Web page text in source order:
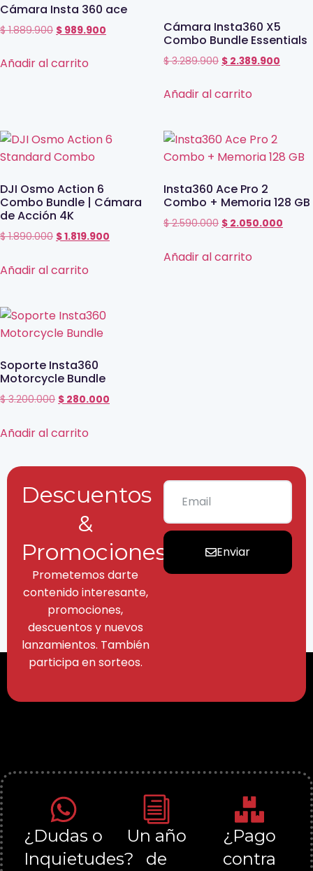
Cámara Insta 360 ace
$1.889.900 $ 989.900
Añadir al carrito
Cámara Insta360 X5
Combo Bundle Essentials
$3.289.900 $ 2.389.900
Añadir al carrito
DJI Osmo Action 6
Combo Bundle | Cámara
de Acción 4K
$1.890.000 $1.819.900
Añadir al carrito
Insta360 Ace Pro 2
Combo + Memoria 128 GB
$2.590.000 $ 2.050.000
Añadir al carrito
Soporte Insta360
Motorcycle Bundle
$3.200.000 $ 280.000
Añadir al carrito
Descuentos
&
Promociones
Prometemos darte
contenido interesante,
promociones,
descuentos y nuevos
lanzamientos. También
participa en sorteos.
Enviar
¿Dudas o
Inquietudes?
Un año
de
¿Pago
contra